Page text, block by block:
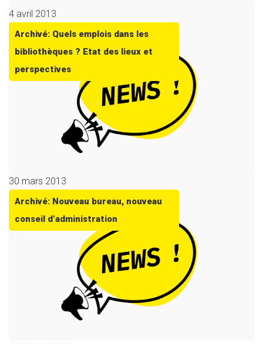
4 avril 2013
Archivé: Quels emplois dans les
bibliothèques ? Etat des lieux et
perspectives
30 mars 2013
Archivé: Nouveau bureau, nouveau
conseil d’administration